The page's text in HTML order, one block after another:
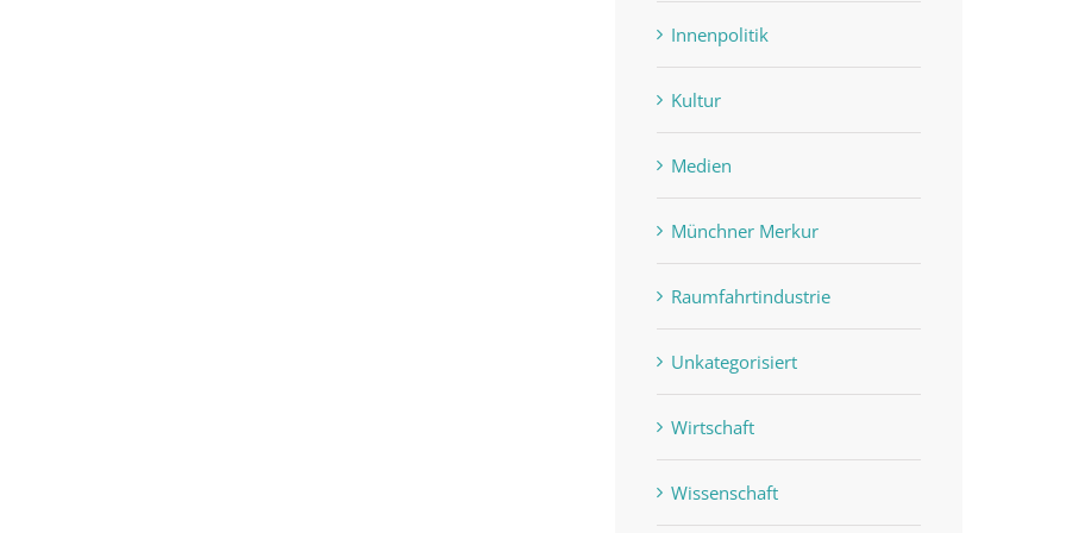
Innenpolitik
Kultur
Medien
Münchner Merkur
Raumfahrtindustrie
Unkategorisiert
Wirtschaft
Wissenschaft